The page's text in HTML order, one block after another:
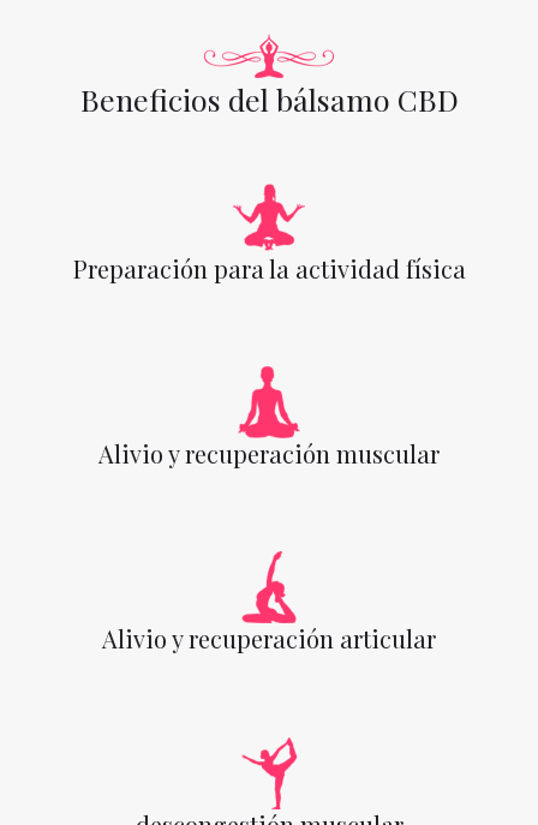
Beneficios del bálsamo CBD
Preparación para la actividad física
Alivio y recuperación muscular
Alivio y recuperación articular